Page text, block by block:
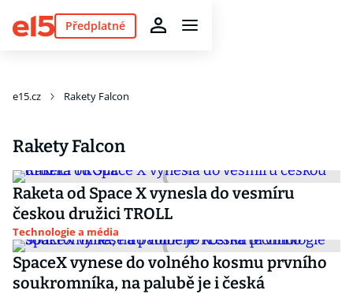
Předplatné
e15.cz Rakety Falcon
Rakety Falcon
Raketa od Space X vynesla do vesmíru
českou družici TROLL
Technologie a média
SpaceX vynese do volného kosmu prvního
soukromníka, na palubě je i česká